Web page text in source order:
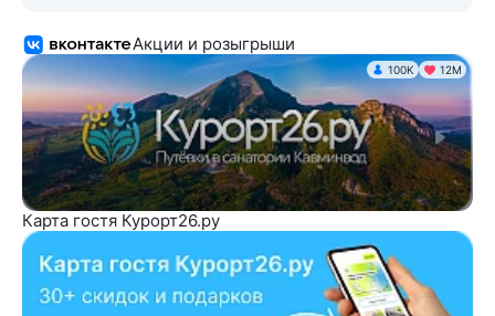
Акции и розыгрыши
100K 12М
Карта гостя Курорт26.ру